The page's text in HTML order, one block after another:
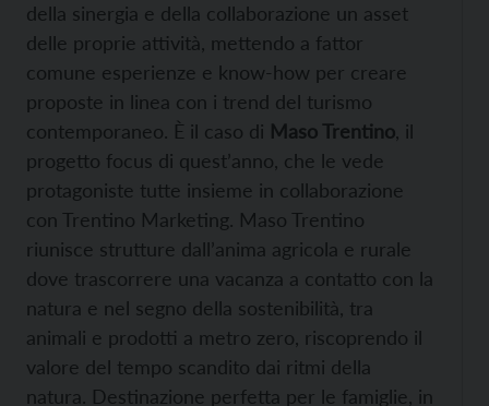
della sinergia e della collaborazione un asset
delle proprie attività, mettendo a fattor
comune esperienze e know-how per creare
proposte in linea con i trend del turismo
contemporaneo. È il caso di Maso Trentino , il
progetto focus di quest’anno, che le vede
protagoniste tutte insieme in collaborazione
con Trentino Marketing. Maso Trentino
riunisce strutture dall’anima agricola e rurale
dove trascorrere una vacanza a contatto con la
natura e nel segno della sostenibilità, tra
animali e prodotti a metro zero, riscoprendo il
valore del tempo scandito dai ritmi della
natura. Destinazione perfetta per le famiglie, in